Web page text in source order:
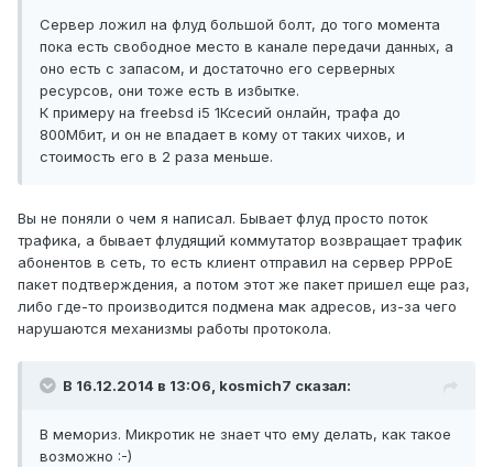
Сервер ложил на флуд большой болт, до того момента
пока есть свободное место в канале передачи данных, а
оно есть с запасом, и достаточно его серверных
ресурсов, они тоже есть в избытке.
К примеру на freebsd i5 1Ксесий онлайн, трафа до
800Мбит, и он не впадает в кому от таких чихов, и
стоимость его в 2 раза меньше.
Вы не поняли о чем я написал. Бывает флуд просто поток
трафика, а бывает флудящий коммутатор возвращает трафик
абонентов в сеть, то есть клиент отправил на сервер PPPoE
пакет подтверждения, а потом этот же пакет пришел еще раз,
либо где-то производится подмена мак адресов, из-за чего
нарушаются механизмы работы протокола.
В 16.12.2014 в 13:06, kosmich7 сказал:
В мемориз. Микротик не знает что ему делать, как такое
возможно :-)